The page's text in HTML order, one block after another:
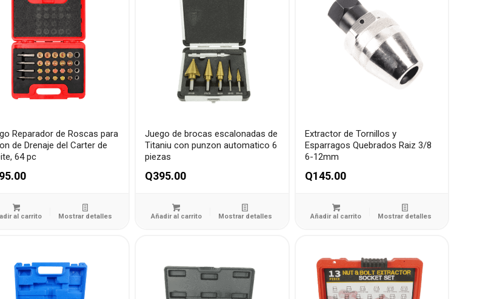
Reparador de Roscas para
de Drenaje del Carter de
64 pc
al carrito Mostrar detalles
Juego de brocas escalonadas de
Titaniu con punzon automatico 6
piezas
Q395.00
Añadir al carrito Mostrar detalles
Extractor de Tornillos y
Esparragos Quebrados Raiz 3/8
6-12mm
Q145.00
Añadir al carrito Mostrar detalles